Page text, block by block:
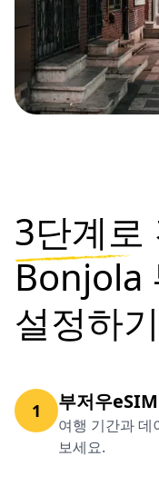
3단계로
Bonjola
설정하기
1 부저우
여행 기간과 데
보세요.